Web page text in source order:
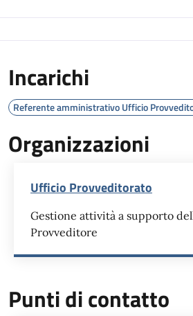
Incarichi
Referente amministrativo Ufficio
Organizzazioni
Ufficio Provveditorato
Gestione attività a supporto
Provveditore
Punti di contatto